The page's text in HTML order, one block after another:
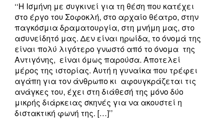
‘‘Η Ισμήνη με συγκινεί για τη θέση που κατέχει
στο έργο του Σοφοκλή, στο αρχαίο θέατρο, στην
παγκόσμια δραματουργία, στη μνήμη μας, στο
ασυνείδητό μας. Δεν είναι ηρωίδα, το όνομά της
είναι πολύ λιγότερο γνωστό από το όνομα της
Αντιγόνης, είναι όμως παρούσα. Αποτελεί
μέρος της ιστορίας. Αυτή η γυναίκα που τρέφει
αγάπη για τον άνθρωπο κι αφουγκράζεται τις
ανάγκες του, έχει στη διάθεσή της μόνο δύο
μικρής διάρκειας σκηνές για να ακουστεί η
διστακτική φωνή της. […]’’